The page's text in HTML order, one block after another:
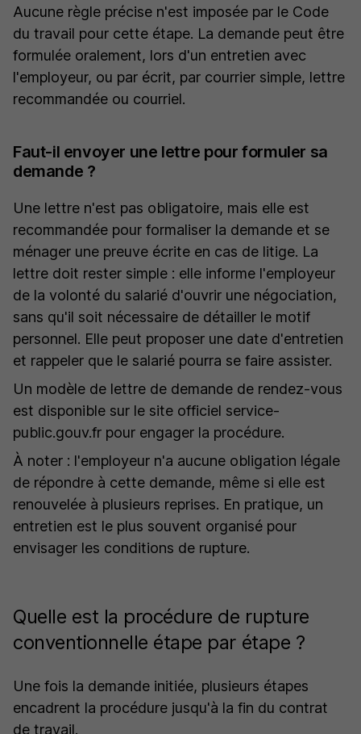
Aucune règle précise n'est imposée par le Code
du travail pour cette étape. La demande peut être
formulée oralement, lors d'un entretien avec
l'employeur, ou par écrit, par courrier simple, lettre
recommandée ou courriel.
Faut-il envoyer une lettre pour formuler sa
demande ?
Une lettre n'est pas obligatoire, mais elle est
recommandée pour formaliser la demande et se
ménager une preuve écrite en cas de litige. La
lettre doit rester simple : elle informe l'employeur
de la volonté du salarié d'ouvrir une négociation,
sans qu'il soit nécessaire de détailler le motif
personnel. Elle peut proposer une date d'entretien
et rappeler que le salarié pourra se faire assister.
Un modèle de lettre de demande de rendez-vous
est disponible sur le site officiel service-
public.gouv.fr pour engager la procédure.
À noter : l'employeur n'a aucune obligation légale
de répondre à cette demande, même si elle est
renouvelée à plusieurs reprises. En pratique, un
entretien est le plus souvent organisé pour
envisager les conditions de rupture.
Quelle est la procédure de rupture
conventionnelle étape par étape ?
Une fois la demande initiée, plusieurs étapes
encadrent la procédure jusqu'à la fin du contrat
de travail.